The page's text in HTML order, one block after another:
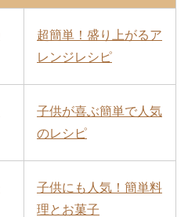
超簡単！盛り上がるア
レンジレシピ
子供が喜ぶ簡単で人気
のレシピ
子供にも人気！簡単料
理とお菓子